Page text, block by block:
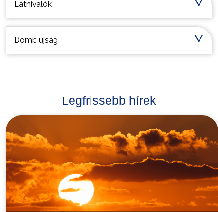
Látnivalók
Domb újság
Legfrissebb hírek